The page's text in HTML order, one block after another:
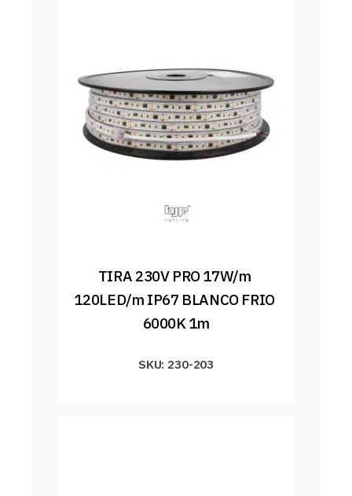
TIRA 230V PRO 17W/m
120LED/m IP67 BLANCO FRIO
6000K 1m
SKU: 230-203